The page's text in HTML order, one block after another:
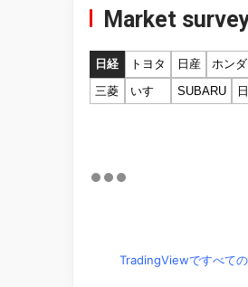
Market
日経 トヨタ 日産 ホンダ
三菱
いすゞ SUBARU
TradingViewですべて